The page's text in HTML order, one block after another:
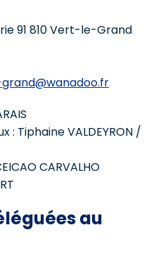
91 810 Vert-le-Grand
Tiphaine VALDEYRON /
CARVALHO
au